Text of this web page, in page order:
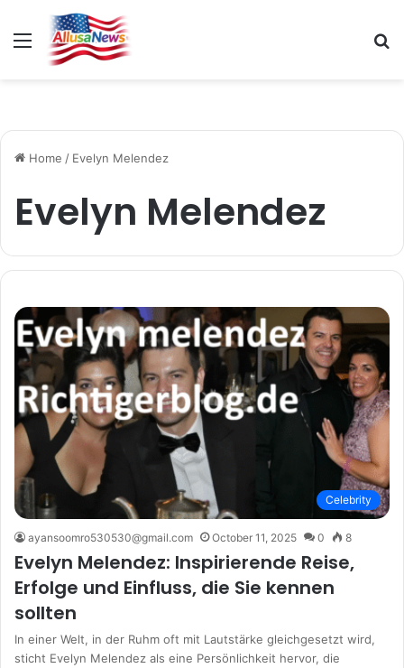
Menu
Home / Evelyn Melendez
Evelyn Melendez
Celebrity
ayansoomro530530@gmail.com October 11, 2025 0 8
Evelyn Melendez: Inspirierende Reise,
Erfolge und Einfluss, die Sie kennen
sollten
In einer Welt, in der Ruhm oft mit Lautstärke gleichgesetzt wird,
sticht Evelyn Melendez als eine Persönlichkeit hervor, die